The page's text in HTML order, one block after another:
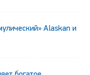
Alaskan и